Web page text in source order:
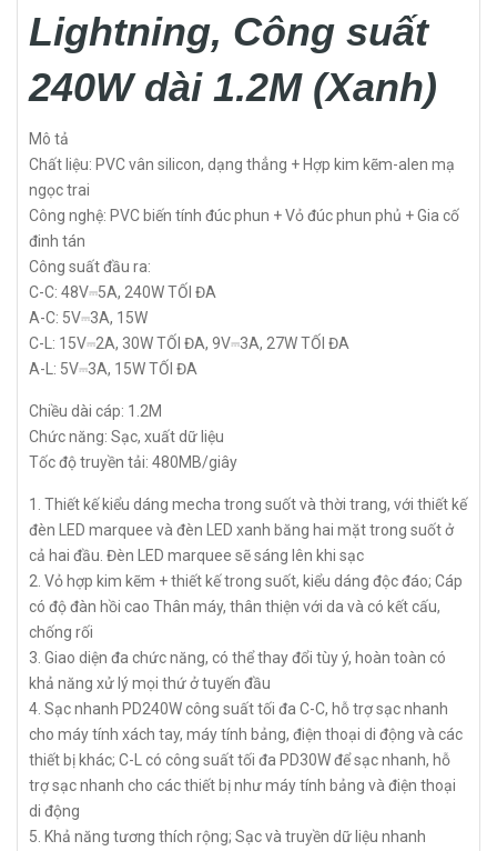
Lightning, Công suất
240W dài 1.2M (Xanh)
Mô tả
Chất liệu: PVC vân silicon, dạng thẳng + Hợp kim kẽm-alen mạ
ngọc trai
Công nghệ: PVC biến tính đúc phun + Vỏ đúc phun phủ + Gia cố
đinh tán
Công suất đầu ra:
C-C: 48V⎓5A, 240W TỐI ĐA
A-C: 5V⎓3A, 15W
C-L: 15V⎓2A, 30W TỐI ĐA, 9V⎓3A, 27W TỐI ĐA
A-L: 5V⎓3A, 15W TỐI ĐA
Chiều dài cáp: 1.2M
Chức năng: Sạc, xuất dữ liệu
Tốc độ truyền tải: 480MB/giây
1. Thiết kế kiểu dáng mecha trong suốt và thời trang, với thiết kế
đèn LED marquee và đèn LED xanh băng hai mặt trong suốt ở
cả hai đầu. Đèn LED marquee sẽ sáng lên khi sạc
2. Vỏ hợp kim kẽm + thiết kế trong suốt, kiểu dáng độc đáo; Cáp
có độ đàn hồi cao Thân máy, thân thiện với da và có kết cấu,
chống rối
3. Giao diện đa chức năng, có thể thay đổi tùy ý, hoàn toàn có
khả năng xử lý mọi thứ ở tuyến đầu
4. Sạc nhanh PD240W công suất tối đa C-C, hỗ trợ sạc nhanh
cho máy tính xách tay, máy tính bảng, điện thoại di động và các
thiết bị khác; C-L có công suất tối đa PD30W để sạc nhanh, hỗ
trợ sạc nhanh cho các thiết bị như máy tính bảng và điện thoại
di động
5. Khả năng tương thích rộng; Sạc và truyền dữ liệu nhanh